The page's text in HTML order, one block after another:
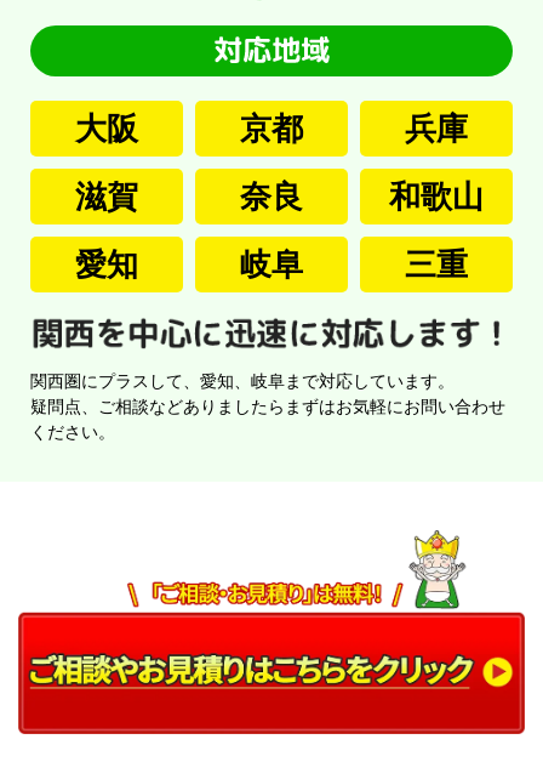
大阪 京都
兵庫
滋賀
奈良
和歌山
愛知
岐阜 三重
関西圏にプラスして、愛知、岐阜まで対応しています。
疑問点、ご相談などありましたらまずはお気軽にお問い合わせ
ください。